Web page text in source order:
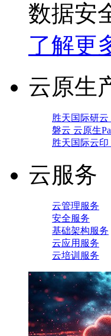
数据安
了解更
云原生
胜天国际研
磐云 云原生
胜天国际云
云服务
云管理服务
安全服务
基础架构服务
云应用服务
云培训服务